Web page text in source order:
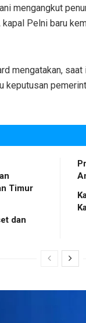
mengangkut
Pelni baru
mengatakan,
keputusan
Timur
dan